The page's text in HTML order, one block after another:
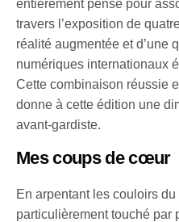
entièrement pensé pour
travers l’exposition de
réalité augmentée et d’une
numériques internationaux
Cette combinaison réussie
donne à cette édition une
avant-gardiste.
Mes coups de cœur
En arpentant les couloirs
particulièrement touché